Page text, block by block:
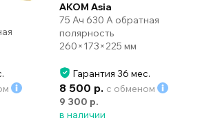
AKOM Asia
75 Ач 630 А обратная
полярность
260×173×225 мм
Гарантия 36 мес.
8 500 р. с обменом
9 300 р.
в наличии